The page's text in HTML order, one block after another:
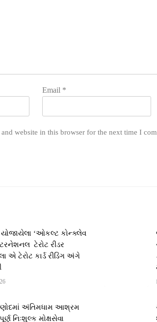
Email *
website in this browser for the next time I
યોજાયેલા ‘ઓકલ્ટ કોન્ક્લેવ
ટેરોટ રીડર
એ ટેરોટ કાર્ડ રીડિંગ અંગે
અંતિમધામ આશ્રમ
નિઃશુલ્ક મોક્ષસેવા